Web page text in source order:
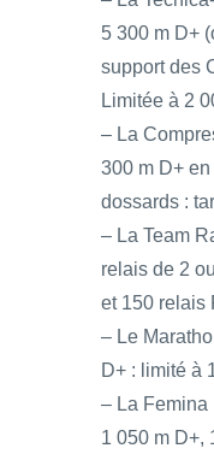
5 300 m D+
support des
Limitée à 2
– La
300 m D+
dossards :
– La Team
relais de 2
et 150 relais
– Le
D+ : limité à
– La Femina
1 050 m D+,